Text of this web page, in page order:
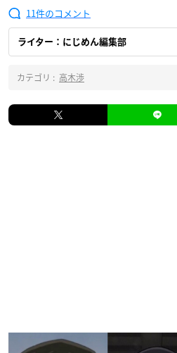
11
ライター：にじめん編集部
カテゴリ : 高木渉